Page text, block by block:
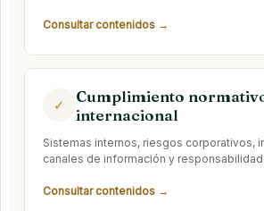
Consultar contenidos →
✓
Cumplimiento
internacional
Sistemas internos, riesgos corporativos,
canales de información y
Consultar contenidos →